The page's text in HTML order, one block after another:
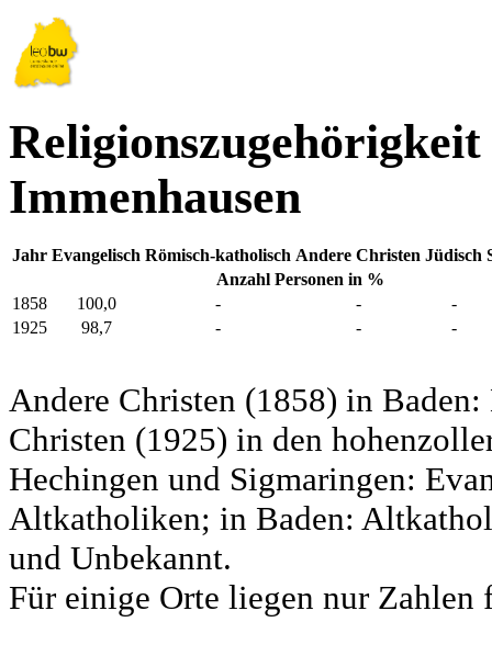
Religionszugehörigkeit
Immenhausen
Jahr Evangelisch Römisch-katholisch Andere Christen Jüdisch
Anzahl Personen in %
1858
100,0 - -
-
1925
98,7 - - -
Andere Christen (1858) in
Christen (1925) in den
Hechingen und Sigmaringen:
Altkatholiken; in Baden:
und Unbekannt.
Für einige Orte liegen nur Zahlen